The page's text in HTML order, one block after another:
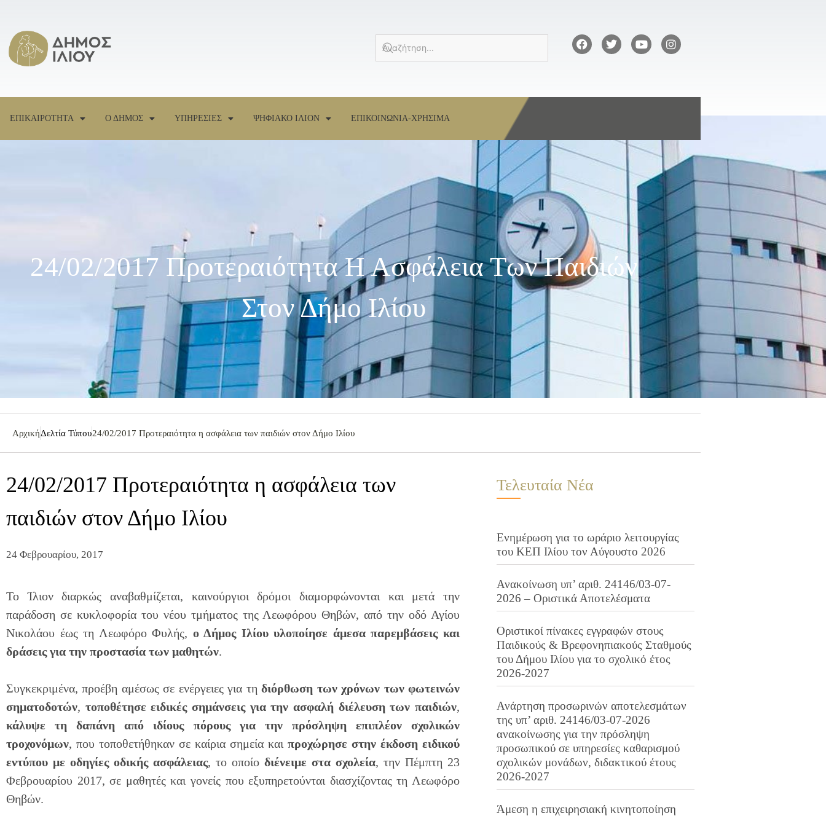
ΕΠΙΚΑΙΡΟΤΗΤΑ Ο ΔΗΜΟΣ ΥΠΗΡΕΣΙΕΣ ΨΗΦΙΑΚΟ ΙΛΙΟΝ ΕΠΙΚΟΙΝΩΝΙΑ-ΧΡΗΣΙΜΑ
24/02/2017 Προτεραιότητα Η Ασφάλεια Των Παιδιών
Στον Δήμο Ιλίου
ΑρχικήΔελτία Τύπου24/02/2017 Προτεραιότητα η ασφάλεια των παιδιών στον Δήμο Ιλίου
24/02/2017 Προτεραιότητα η ασφάλεια των
παιδιών στον Δήμο Ιλίου
24 Φεβρουαρίου, 2017
Το Ίλιον διαρκώς αναβαθμίζεται, καινούργιοι δρόμοι διαμορφώνονται και μετά την
παράδοση σε κυκλοφορία του νέου τμήματος της Λεωφόρου Θηβών, από την οδό Αγίου
Νικολάου έως τη Λεωφόρο Φυλής, ο Δήμος Ιλίου υλοποίησε άμεσα παρεμβάσεις και
δράσεις για την προστασία των μαθητών.
Συγκεκριμένα, προέβη αμέσως σε ενέργειες για τηδιόρθωση των χρόνων των φωτεινών
σηματοδοτών, τοποθέτησε ειδικές σημάνσεις για την ασφαλή διέλευση των παιδιών,
κάλυψε τη δαπάνη
από ιδίους πόρους
για την πρόσληψη επιπλέον σχολικών
τροχονόμων, που τοποθετήθηκαν σε καίρια σημεία και προχώρησε στην έκδοση ειδικού
εντύπου με οδηγίες οδικής ασφάλειας, το οποίο διένειμε στα σχολεία, την Πέμπτη 23
Φεβρουαρίου 2017, σε μαθητές και γονείς που εξυπηρετούνται διασχίζοντας τη Λεωφόρο
Θηβών.
Τελευταία Νέα
Ενημέρωση για το ωράριο λειτουργίας
του ΚΕΠ Ιλίου τον Αύγουστο 2026
Ανακοίνωση υπ’ αριθ. 24146/03-07-
2026 – Οριστικά Αποτελέσματα
Οριστικοί πίνακες εγγραφών στους
Παιδικούς & Βρεφονηπιακούς Σταθμούς
του Δήμου Ιλίου για το σχολικό έτος
2026-2027
Ανάρτηση προσωρινών αποτελεσμάτων
της υπ’ αριθ. 24146/03-07-2026
ανακοίνωσης για την πρόσληψη
προσωπικού σε υπηρεσίες καθαρισμού
σχολικών μονάδων, διδακτικού έτους
2026-2027
Άμεση η επιχειρησιακή κινητοποίηση